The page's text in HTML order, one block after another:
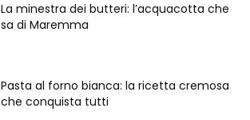
La minestra dei butteri: l’acquacotta che
sa di Maremma
Pasta al forno bianca: la ricetta cremosa
che conquista tutti